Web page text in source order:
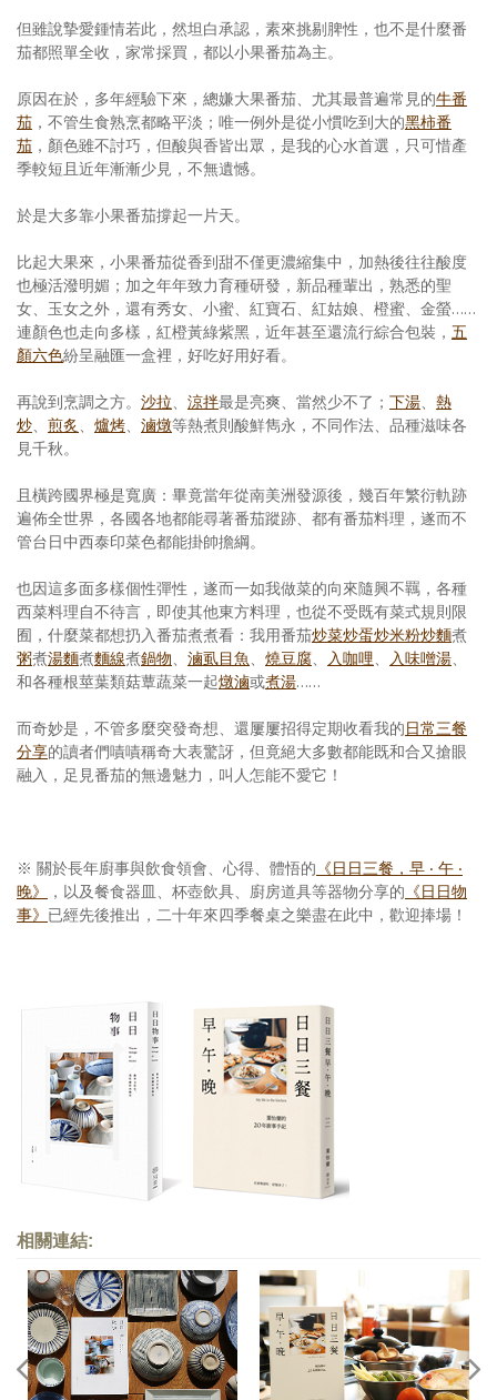
但雖說摯愛鍾情若此，然坦白承認，素來挑剔脾性，也不是什麼番
茄都照單全收，家常採買，都以小果番茄為主。
原因在於，多年經驗下來，總嫌大果番茄、尤其最普遍常見的牛番
茄 ，不管生食熟烹都略平淡；唯一例外是從小慣吃到大的黑柿番
茄 ，顏色雖不討巧，但酸與香皆出眾，是我的心水首選，只可惜產
季較短且近年漸漸少見，不無遺憾。
於是大多靠小果番茄撐起一片天。
比起大果來，小果番茄從香到甜不僅更濃縮集中，加熱後往往酸度
也極活潑明媚；加之年年致力育種研發，新品種輩出，熟悉的聖
女、玉女之外，還有秀女、小蜜、紅寶石、紅姑娘、橙蜜、金螢……
連顏色也走向多樣，紅橙黃綠紫黑，近年甚至還流行綜合包裝， 五
顏六色紛呈融匯一盒裡，好吃好用好看。
再說到烹調之方。 沙拉 涼拌最是亮爽、當然少不了； 下湯
熱
炒
煎炙 爐烤 滷燉等熱煮則酸鮮雋永，不同作法、品種滋味各
見千秋。
且橫跨國界極是寬廣：畢竟當年從南美洲發源後，幾百年繁衍軌跡
遍佈全世界，各國各地都能尋著番茄蹤跡、都有番茄料理，遂而不
管台日中西泰印菜色都能掛帥擔綱。
也因這多面多樣個性彈性，遂而一如我做菜的向來隨興不羈，各種
西菜料理自不待言，即使其他東方料理，也從不受既有菜式規則限
囿，什麼菜都想扔入番茄煮煮看：我用番茄炒菜炒蛋炒米粉炒麵煮
粥煮湯麵煮麵線煮鍋物 滷虱目魚 燒豆腐 入咖哩 入味噌湯
和各種根莖葉類菇蕈蔬菜一起燉滷或煮湯……
而奇妙是，不管多麼突發奇想、還屢屢招得定期收看我的日常三餐
分享的讀者們嘖嘖稱奇大表驚訝，但竟絕大多數都能既和合又搶眼
融入，足見番茄的無邊魅力，叫人怎能不愛它！
※ 關於長年廚事與飲食領會、心得、體悟的 《日日三餐，早 ‧ 午 ‧
晚》
，以及餐食器皿、杯壺飲具、廚房道具等器物分享的 《日日物
事》 已經先後推出，二十年來四季餐桌之樂盡在此中，歡迎捧場！
相關連結: